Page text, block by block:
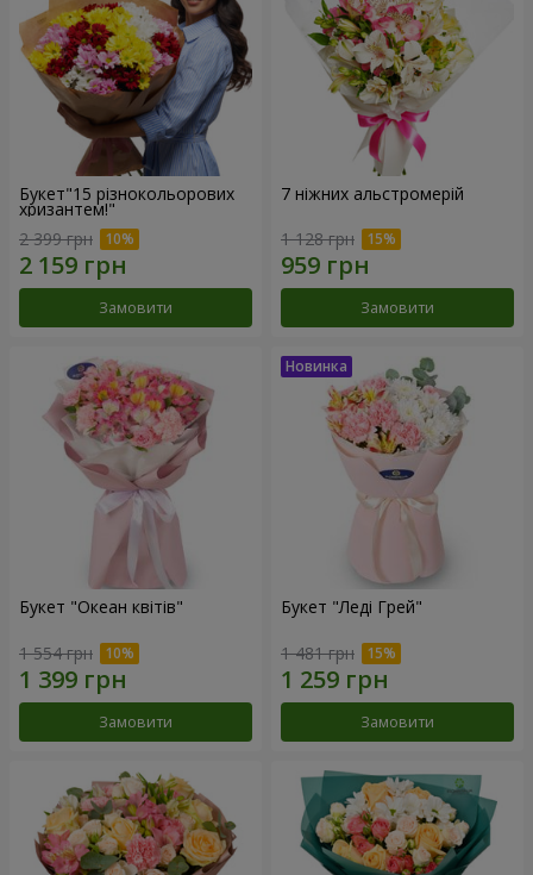
Букет"15 різнокольорових
хризантем!"
2 399 грн
Замовити
7 ніжних альстромерій
1 128 грн
Замовити
Букет "Океан квітів"
1 554 грн
Замовити
Букет "Леді Грей"
1 481 грн
Замовити